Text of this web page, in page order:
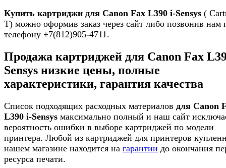
Купить картриджи для Canon Fax L390 i-Sensys (
T) можно оформив заказ через сайт либо позвонив нам
телефону +7(812)905-4711.
Продажа картриджей для Canon Fax
Sensys низкие цены, полные
характеристики, гарантия качества
Список подходящих расходных материалов для Canon
L390 i-Sensys максимально полный и наш сайт
вероятность ошибки в выборе картриджей по модели
принтера. Любой из картриджей для принтеров
нашем магазине находится на гарантии до окончания
ресурса печати.